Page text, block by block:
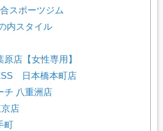
スポーツジム
内スタイル
店【女性専用】
日本橋本町店
チ 八重洲店
店
町